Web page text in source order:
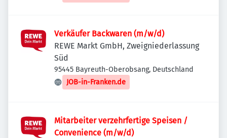
Verkäufer Backwaren (m/w/d)
REWE Markt GmbH, Zweigniederlassung
Süd
95445 Bayreuth-Oberobsang, Deutschland
JOB-in-Franken.de
Mitarbeiter verzehrfertige Speisen /
Convenience (m/w/d)